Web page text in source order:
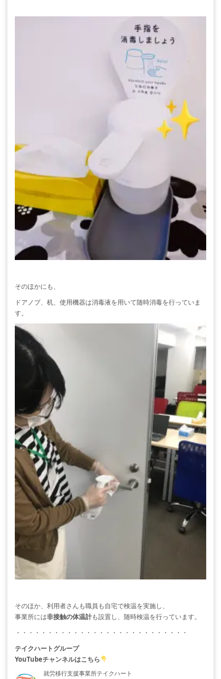
そのほかにも、
ドアノブ、机、使用機器は消毒液を用いて随時消毒を行っていま
す。
そのほか、利用者さんも職員も自宅で検温を実施し、
事業所には非接触の体温計も設置し、随時検温を行っています。
・・・・・・・・・・・・・・・・・・・・・・・・・・・
テイクハートグループ
YouTubeチャンネルはこちら